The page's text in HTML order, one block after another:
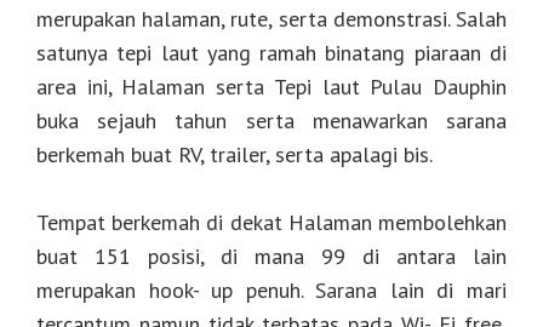
merupakan halaman, rute, serta demonstrasi. Salah
satunya tepi laut yang ramah binatang piaraan di
area ini, Halaman serta Tepi laut Pulau Dauphin
buka sejauh tahun serta menawarkan sarana
berkemah buat RV, trailer, serta apalagi bis.
Tempat berkemah di dekat Halaman membolehkan
buat 151 posisi, di mana 99 di antara lain
merupakan hook- up penuh. Sarana lain di mari